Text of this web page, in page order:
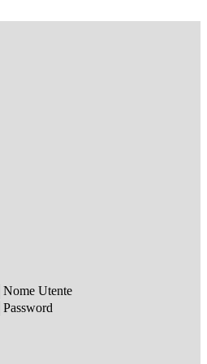
Nome Utente
Password